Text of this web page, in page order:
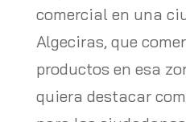
comercial en una
Algeciras, que
productos en esa
quiera destacar